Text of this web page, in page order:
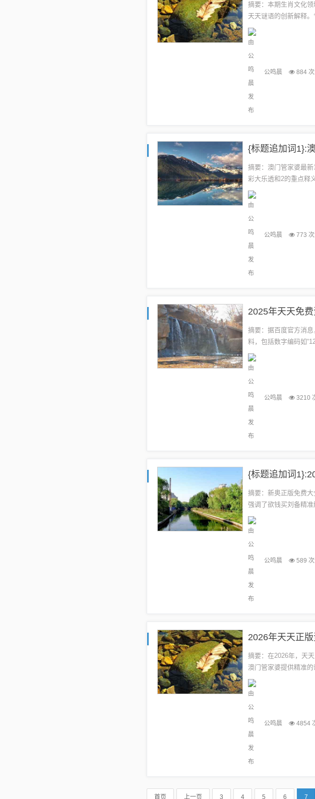
摘要：本期生肖文化
天天谜语的创新解释
宣传背后的真相。这
公鸣晨 884
摘要：澳门管家婆最
彩大乐透和2的重点释
谜语，拒绝虚假推销
公鸣晨 773
摘要：据百度官方消
料，包括数字编码如
通过案例解答、解释与
公鸣晨 3210
摘要：新奥正版免费大
强调了欲钱买刘备精
内容包括对刘备精准
公鸣晨 589
摘要：在2026年，天
澳门管家婆提供精准
性和准确性，拒绝任何
公鸣晨 4854
首页 上一页 3 4 5 6 7